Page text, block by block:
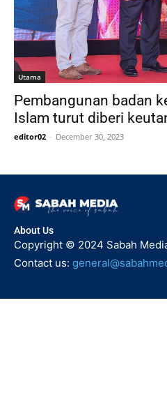
Utama
Pembangunan badan
Islam turut diberi
editor02 - December 30, 2023
About Us
Copyright © 2024 Sabah
Contact us: